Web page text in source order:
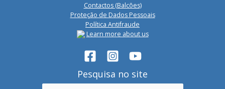
Contactos (Balcões)
Proteção de Dados Pessoais
Política Antifraude
Learn more about us
Pesquisa no site